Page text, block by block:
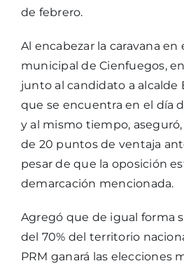
de febrero.
Al encabezar la caravana
municipal de Cienfuegos,
junto al candidato a alcalde
que se encuentra en el día
y al mismo tiempo,
de 20 puntos de ventaja
pesar de que la oposición
demarcación mencionada.
Agregó que de igual forma
del 70% del territorio
PRM ganará las elecciones